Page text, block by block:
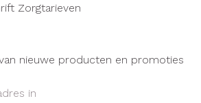
Zorgtarieven
nieuwe producten en promoties